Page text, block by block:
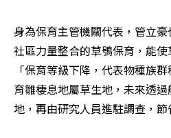
身為保育主管機關代表，管立
社區力量整合的草鴞保育，能使
「保育等級下降，代表物種族
育雛棲息地屬草生地，未來透
地，再由研究人員進駐調查，節